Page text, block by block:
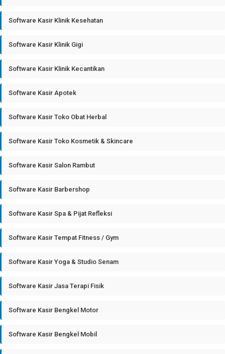
Software Kasir Klinik Kesehatan
Software Kasir Klinik Gigi
Software Kasir Klinik Kecantikan
Software Kasir Apotek
Software Kasir Toko Obat Herbal
Software Kasir Toko Kosmetik & Skincare
Software Kasir Salon Rambut
Software Kasir Barbershop
Software Kasir Spa & Pijat Refleksi
Software Kasir Tempat Fitness / Gym
Software Kasir Yoga & Studio Senam
Software Kasir Jasa Terapi Fisik
Software Kasir Bengkel Motor
Software Kasir Bengkel Mobil